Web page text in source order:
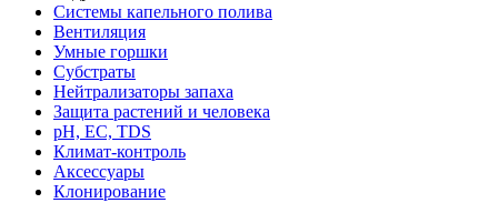
Системы капельного полива
Вентиляция
Умные горшки
Субстраты
Нейтрализаторы запаха
Защита растений и человека
pH, EC, TDS
Климат-контроль
Аксессуары
Клонирование